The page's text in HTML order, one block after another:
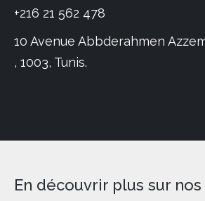
+216 21 562 478
10 Avenue Abbderahmen
, 1003, Tunis.
En découvrir plus sur